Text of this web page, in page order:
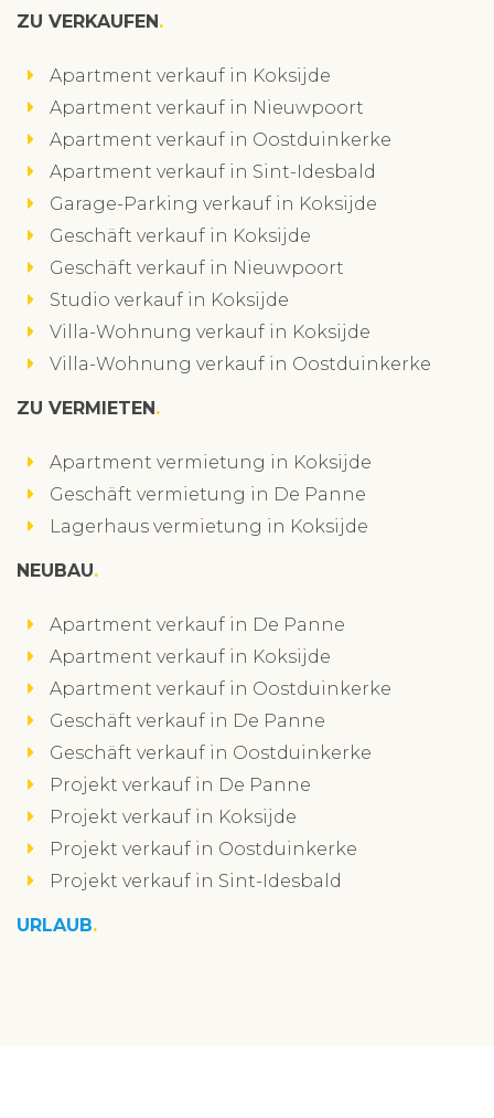
ZU VERKAUFEN
Apartment verkauf in Koksijde
Apartment verkauf in Nieuwpoort
Apartment verkauf in Oostduinkerke
Apartment verkauf in Sint-Idesbald
Garage-Parking verkauf in Koksijde
Geschäft verkauf in Koksijde
Geschäft verkauf in Nieuwpoort
Studio verkauf in Koksijde
Villa-Wohnung verkauf in Koksijde
Villa-Wohnung verkauf in Oostduinkerke
ZU VERMIETEN
Apartment vermietung in Koksijde
Geschäft vermietung in De Panne
Lagerhaus vermietung in Koksijde
NEUBAU
Apartment verkauf in De Panne
Apartment verkauf in Koksijde
Apartment verkauf in Oostduinkerke
Geschäft verkauf in De Panne
Geschäft verkauf in Oostduinkerke
Projekt verkauf in De Panne
Projekt verkauf in Koksijde
Projekt verkauf in Oostduinkerke
Projekt verkauf in Sint-Idesbald
URLAUB